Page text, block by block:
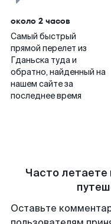
около 2 часов
Самый быстрый
прямой перелет из
Гданьска туда и
обратно, найденный на
нашем сайте за
последнее время
Часто летаете
Оставьте